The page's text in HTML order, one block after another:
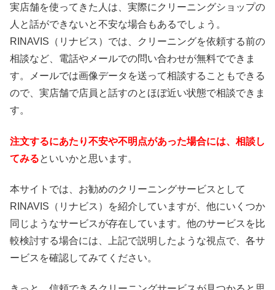
実店舗を使ってきた人は、実際にクリーニングショップの
人と話ができないと不安な場合もあるでしょう。
RINAVIS（リナビス）では、クリーニングを依頼する前の
相談など、電話やメールでの問い合わせが無料でできま
す。メールでは画像データを送って相談することもできる
ので、実店舗で店員と話すのとほぼ近い状態で相談できま
す。
注文するにあたり不安や不明点があった場合には、相談し
てみるといいかと思います。
本サイトでは、お勧めのクリーニングサービスとして
RINAVIS（リナビス）を紹介していますが、他にいくつか
同じようなサービスが存在しています。他のサービスを比
較検討する場合には、上記で説明したような視点で、各サ
ービスを確認してみてください。